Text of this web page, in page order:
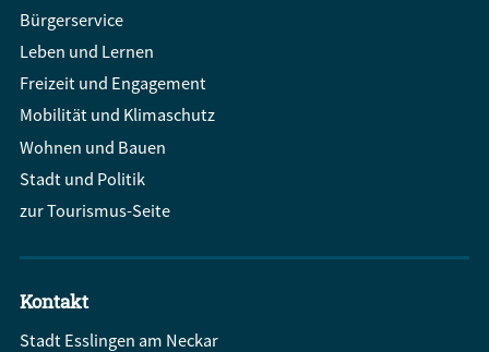
Bürgerservice
Leben und Lernen
Freizeit und Engagement
Mobilität und Klimaschutz
Wohnen und Bauen
Stadt und Politik
zur Tourismus-Seite
Kontakt
Stadt Esslingen am Neckar